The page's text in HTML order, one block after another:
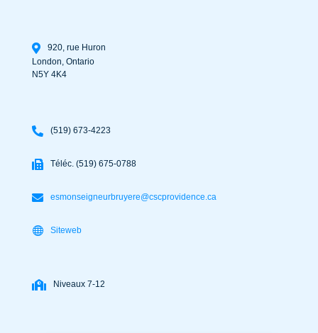
920, rue Huron
London, Ontario
N5Y 4K4
(519) 673-4223
Téléc. (519) 675-0788
esmonseigneurbruyere@cscprovidence.ca
Siteweb
Niveaux 7-12